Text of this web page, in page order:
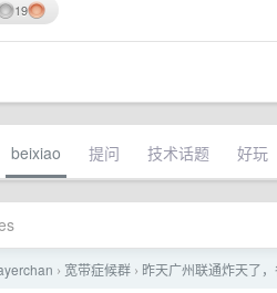
19
beixiao 提问 技术话题 好玩
› 宽带症候群 › 昨天广州联通炸天了